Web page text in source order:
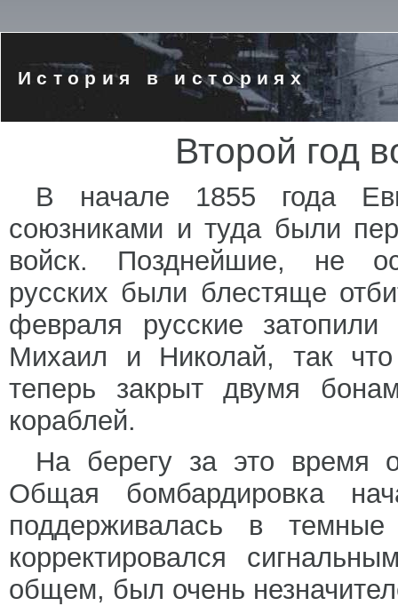
История в историях
Второй год
В начале 1855 года
союзниками и туда были
войск. Позднейшие, не
русских были блестяще
февраля русские
Михаил и Николай, так
теперь закрыт двумя
кораблей.
На берегу за это время
Общая бомбардировка
поддерживалась в
корректировался
общем, был очень